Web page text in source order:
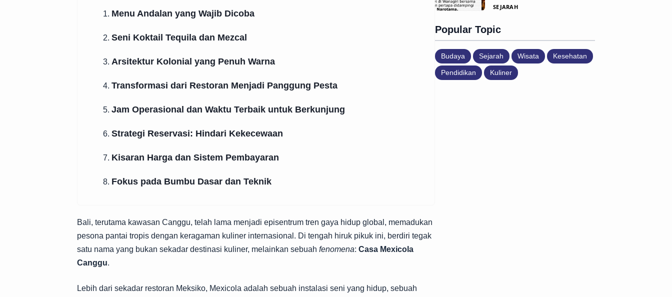
1. Menu Andalan yang Wajib Dicoba
2. Seni Koktail Tequila dan Mezcal
3. Arsitektur Kolonial yang Penuh Warna
4. Transformasi dari Restoran Menjadi Panggung Pesta
5. Jam Operasional dan Waktu Terbaik untuk Berkunjung
6. Strategi Reservasi: Hindari Kekecewaan
7. Kisaran Harga dan Sistem Pembayaran
8. Fokus pada Bumbu Dasar dan Teknik
Bali, terutama kawasan Canggu, telah lama menjadi episentrum tren gaya hidup global, memadukan
pesona pantai tropis dengan keragaman kuliner internasional. Di tengah hiruk pikuk ini, berdiri tegak
satu nama yang bukan sekadar destinasi kuliner, melainkan sebuah fenomena: Casa Mexicola
Canggu.
Lebih dari sekadar restoran Meksiko, Mexicola adalah sebuah instalasi seni yang hidup, sebuah
SEJARAH
Popular Topic
Budaya Sejarah Wisata Kesehatan
Pendidikan Kuliner